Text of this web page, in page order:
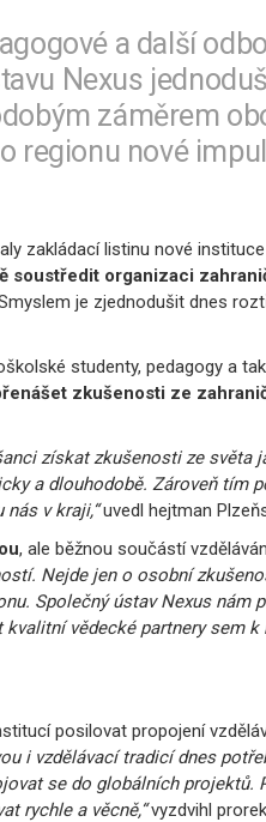
a další
Nexus
záměrem
regionu nové
zakládací listinu nové
soustředit organizaci
Smyslem je zjednodušit dnes
studenty, pedagogy a
zkušenosti ze
získat zkušenosti ze světa
a dlouhodobě. Zároveň tím
v kraji,“uvedl hejtman
, ale běžnou součástí
Nejde jen o osobní
Společný ústav Nexus nám
vědecké partnery sem k
posilovat propojení
i vzdělávací tradicí dnes
se do globálních projektů.
rychle a věcně,“vyzdvihl